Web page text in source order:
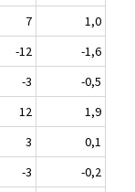
7
1,0
-12
-1,6
-3
-0,5
12
1,9
3
0,1
-3
-0,2